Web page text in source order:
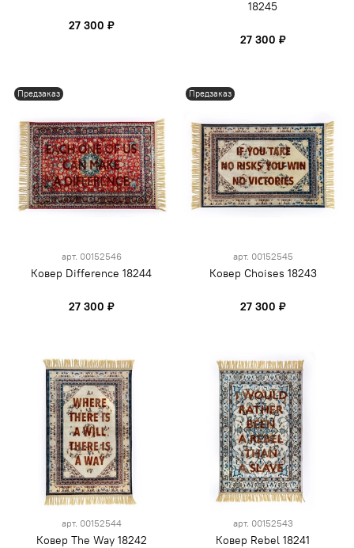
27 300 ₽
18245
27 300 ₽
Предзаказ
арт. 00152546
Ковер Difference 18244
27 300 ₽
Предзаказ
арт. 00152545
Ковер Choises 18243
27 300 ₽
арт. 00152544
Ковер The Way 18242
арт. 00152543
Ковер Rebel 18241